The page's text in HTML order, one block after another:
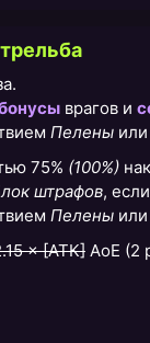
врагов и
Пелены или
75% (100%)
штрафов,
Пелены или
× [АТК] AoE (2